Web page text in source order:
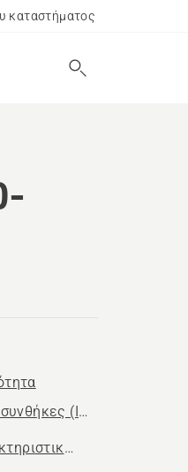
καταστήματος
(IPX4)